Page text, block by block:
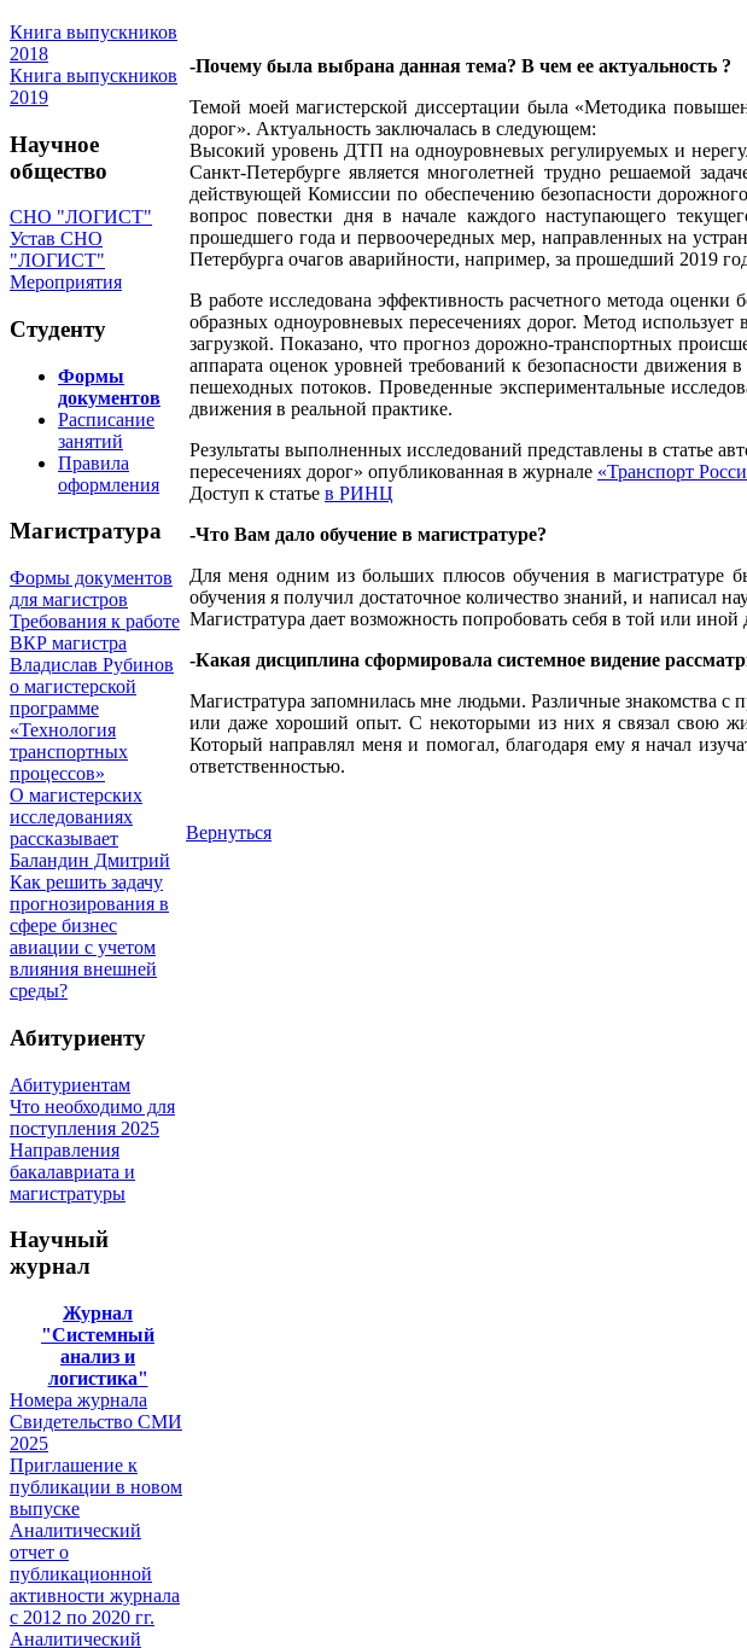
Книга выпускников
2018
Книга выпускников
2019
Научное
общество
СНО "ЛОГИСТ"
Устав СНО
"ЛОГИСТ"
Мероприятия
Студенту
Формы
документов
Расписание
занятий
Правила
оформления
Магистратура
Формы документов
для магистров
Требования к работе
ВКР магистра
Владислав Рубинов
о магистерской
программе
«Технология
транспортных
процессов»
О магистерских
исследованиях
рассказывает
Баландин Дмитрий
Как решить задачу
прогнозирования в
сфере бизнес
авиации с учетом
влияния внешней
среды?
Абитуриенту
Абитуриентам
Что необходимо для
поступления 2025
Направления
бакалавриата и
магистратуры
Научный
журнал
Журнал
"Системный
анализ и
логистика"
Номера журнала
Свидетельство СМИ
2025
Приглашение к
публикации в новом
выпуске
Аналитический
отчет о
публикационной
активности журнала
с 2012 по 2020 гг.
Аналитический
-Почему была выбрана данная тема? В чем ее актуальность ?
Темой моей магистерской диссертации была «Методика
дорог». Актуальность заключалась в следующем:
Высокий уровень ДТП на одноуровневых регулируемых и
Санкт-Петербурге является многолетней трудно решаемой
действующей Комиссии по обеспечению безопасности
вопрос повестки дня в начале каждого наступающего
прошедшего года и первоочередных мер, направленных на
Петербурга очагов аварийности, например, за прошедший 2019
В работе исследована эффективность расчетного метода
образных одноуровневых пересечениях дорог. Метод
загрузкой. Показано, что прогноз дорожно-транспортных
аппарата оценок уровней требований к безопасности
пешеходных потоков. Проведенные экспериментальные
движения в реальной практике.
Результаты выполненных исследований представлены в статье
пересечениях дорог» опубликованная в журнале «Транспорт
Доступ к статье в РИНЦ
-Что Вам дало обучение в магистратуре?
Для меня одним из больших плюсов обучения в магистратуре
обучения я получил достаточное количество знаний, и написал
Магистратура дает возможность попробовать себя в той или иной
-Какая дисциплина сформировала системное видение
Магистратура запомнилась мне людьми. Различные знакомства
или даже хороший опыт. С некоторыми из них я связал свою
Который направлял меня и помогал, благодаря ему я начал
ответственностью.
Вернуться